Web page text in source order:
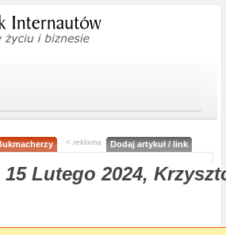
< reklama Dodaj artykuł / link
Lutego 2024,